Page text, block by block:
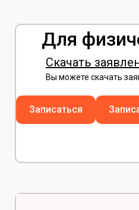
Для
Скачать
Вы можете скачать
Записаться